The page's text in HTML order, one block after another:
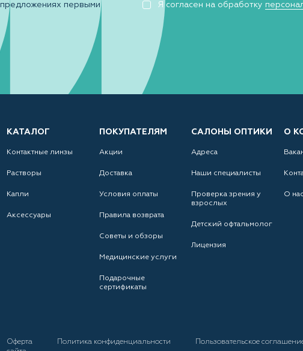
предложениях первыми
Я согласен на обработку
КАТАЛОГ
Контактные линзы
Растворы
Капли
Аксессуары
ПОКУПАТЕЛЯМ
Акции
Доставка
Условия оплаты
Правила возврата
Советы и обзоры
Медицинские услуги
Подарочные
сертификаты
САЛОНЫ ОПТИКИ
Адреса
Наши специалисты
Проверка зрения у
взрослых
Детский офтальмолог
Лицензия
О
О нас
Оферта Политика конфиденциальности Пользовательское